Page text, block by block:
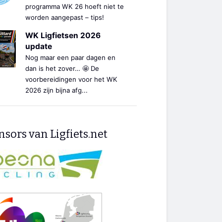
programma WK 26 hoeft niet te
worden aangepast – tips!
WK Ligfietsen 2026
update
Nog maar een paar dagen en
dan is het zover… 🤩 De
voorbereidingen voor het WK
2026 zijn bijna afg...
van Ligfiets.net